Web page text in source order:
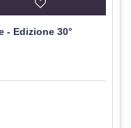
- Edizione 30°